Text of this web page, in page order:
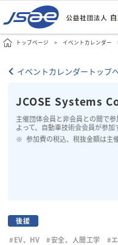
トップページ イベントカレンダー
イベントカレンダートップ
JCOSE Systems
主催団体会員と非会員との間で
よって、自動車技術会会員が参加
参加費の税込、税抜金額は主
後援
#EV、HV
#安全、人間工学
#